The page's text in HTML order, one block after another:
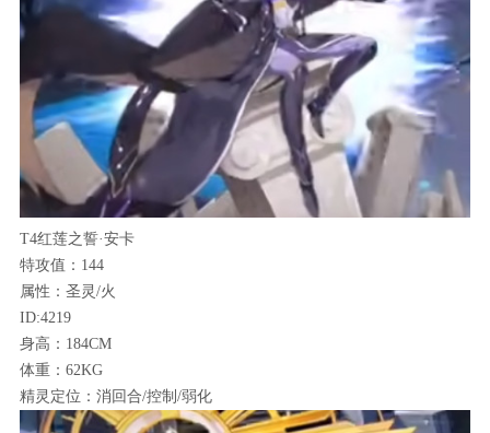
T4红莲之誓·安卡
特攻值：144
属性：圣灵/火
ID:4219
身高：184CM
体重：62KG
精灵定位：消回合/控制/弱化